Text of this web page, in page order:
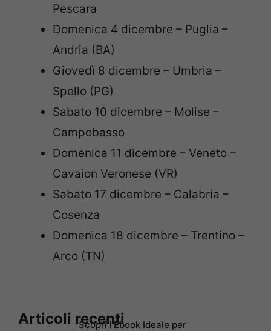
Pescara
Domenica 4 dicembre – Puglia –
Andria (BA)
Giovedì 8 dicembre – Umbria –
Spello (PG)
Sabato 10 dicembre – Molise –
Campobasso
Domenica 11 dicembre – Veneto –
Cavaion Veronese (VR)
Sabato 17 dicembre – Calabria –
Cosenza
Domenica 18 dicembre – Trentino –
Arco (TN)
Articoli recentiScopri l’Ebook Ideale per